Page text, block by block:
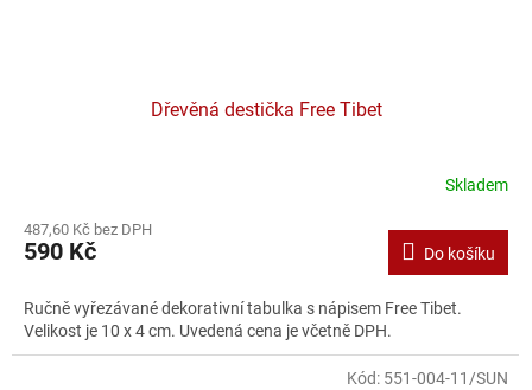
Dřevěná destička Free Tibet
produktu
je
z
5
hvězdiček.
Skladem
487,60 Kč bez DPH
590 Kč Do košíku
Ručně vyřezávané dekorativní tabulka s nápisem Free Tibet.
Velikost je 10 x 4 cm. Uvedená cena je včetně DPH.
Kód: 551-004-11/SUN